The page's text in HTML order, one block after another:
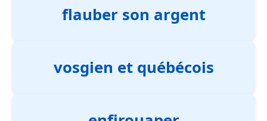
flauber son argent
vosgien et québécois